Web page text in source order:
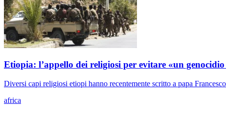
Etiopia: l’appello dei religiosi per evitare «un
Diversi capi religiosi etiopi hanno recentemente scritto a papa
africa